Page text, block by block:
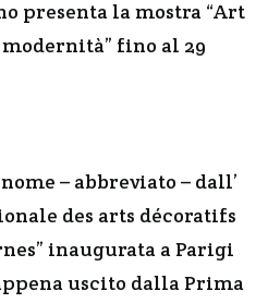
presenta la mostra “Art
fino al 29
– abbreviato – dall’
des arts décoratifs
inaugurata a Parigi
uscito dalla Prima